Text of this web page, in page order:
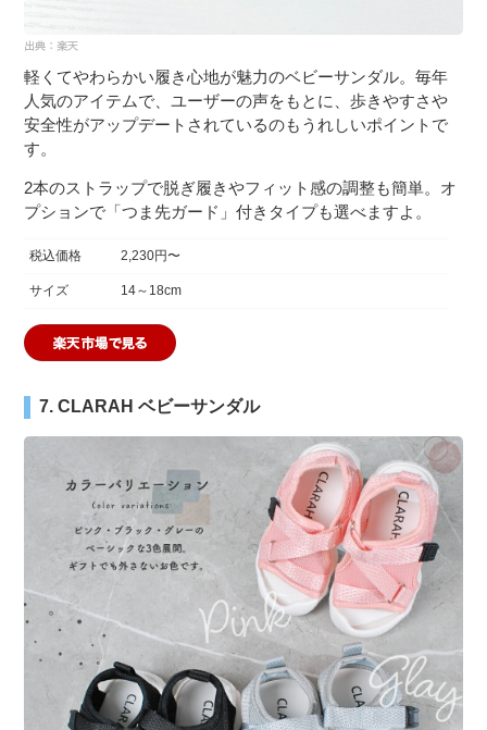
軽くてやわらかい履き心地が魅力のベビーサンダル。毎年
人気のアイテムで、ユーザーの声をもとに、歩きやすさや
安全性がアップデートされているのもうれしいポイントで
す。
2本のストラップで脱ぎ履きやフィット感の調整も簡単。オ
プションで「つま先ガード」付きタイプも選べますよ。
税込価格 2,230円〜
サイズ 14～18cm
7. CLARAH ベビーサンダル